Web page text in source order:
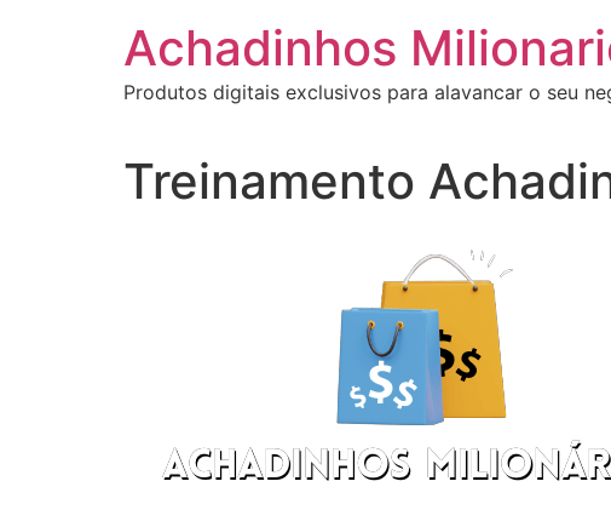
Achadinhos
Produtos digitais exclusivos para alavancar o seu
Treinamento